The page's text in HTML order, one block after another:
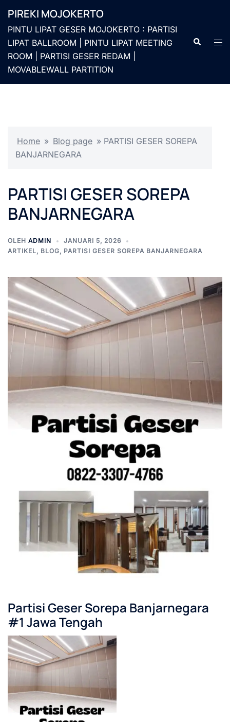
kePIREKI MOJOKERTO
PINTU LIPAT GESER MOJOKERTO : PARTISI
LIPAT BALLROOM | PINTU LIPAT MEETING
ROOM | PARTISI GESER REDAM |
MOVABLEWALL PARTITION
Cari
Home » Blog page » PARTISI GESER SOREPA
BANJARNEGARA
PARTISI GESER SOREPA
BANJARNEGARA
OLEH ADMIN
JANUARI 5, 2026
ARTIKEL, BLOG, PARTISI GESER SOREPA BANJARNEGARA
Partisi Geser Sorepa Banjarnegara
#1 Jawa Tengah